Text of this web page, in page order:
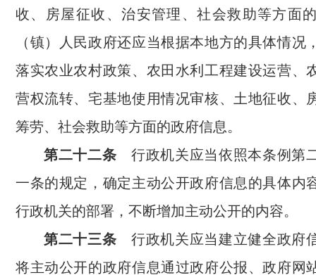
收、房屋征收、治安管理、社会救助等方面
（镇）人民政府还应当根据本地方的具体情况
落实农业农村政策、农田水利工程建设运营、
营权流转、宅基地使用情况审核、土地征收、
筹劳、社会救助等方面的政府信息。
第二十二条 行政机关应当依照本条例第
一条的规定，确定主动公开政府信息的具体内
行政机关的部署，不断增加主动公开的内容。
第二十三条 行政机关应当建立健全政府
将主动公开的政府信息通过政府公报、政府网